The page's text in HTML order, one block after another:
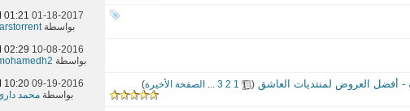
01-18-2017
01:21 PM
بواسطة
10-08-2016
02:29 PM
بواسطة
(
1
2
3
... الصفحة الأخيرة)
09-19-2016
10:20 PM
بواسطة محمد